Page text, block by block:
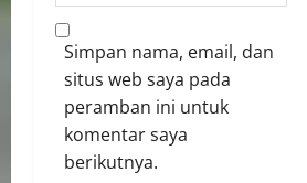
Simpan nama, email, dan
situs web saya pada
peramban ini untuk
komentar saya
berikutnya.